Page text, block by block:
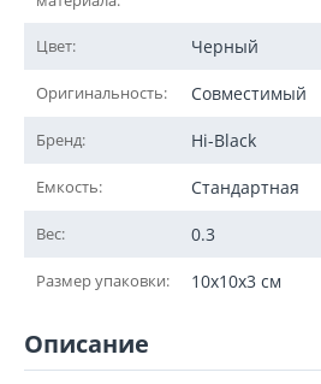
Цвет: Черный
Оригинальность: Совместимый
Бренд: Hi-Black
Емкость: Стандартная
Вес: 0.3
Размер упаковки: 10x10x3 см
Описание